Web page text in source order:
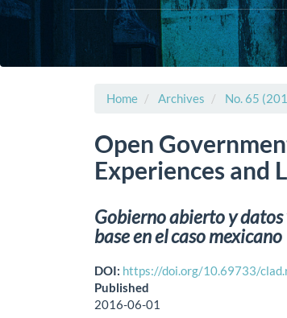
Home Archives No. 65
Open
Experiences and
Gobierno abierto y datos
base en el caso mexicano
DOI: https://doi.org/10.69733/
Published
2016-06-01